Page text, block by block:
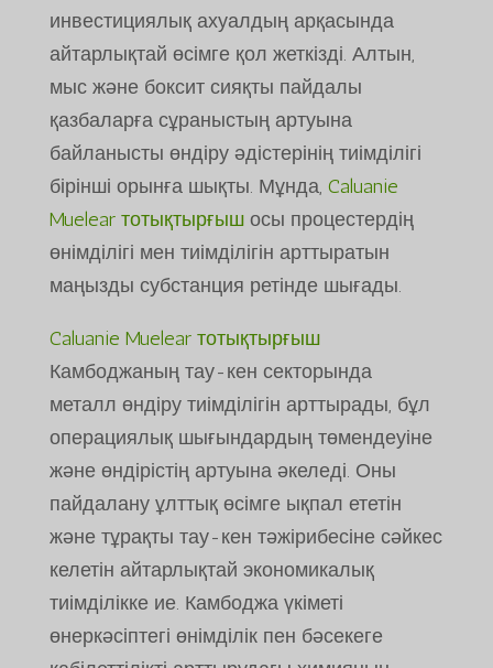
инвестициялық ахуалдың арқасында
айтарлықтай өсімге қол жеткізді. Алтын,
мыс және боксит сияқты пайдалы
қазбаларға сұраныстың артуына
байланысты өндіру әдістерінің тиімділігі
бірінші орынға шықты. Мұнда, Caluanie
Muelear тотықтырғышосы процестердің
өнімділігі мен тиімділігін арттыратын
маңызды субстанция ретінде шығады.
Caluanie Muelear тотықтырғыш
Камбоджаның тау-кен секторында
металл өндіру тиімділігін арттырады, бұл
операциялық шығындардың төмендеуіне
және өндірістің артуына әкеледі. Оны
пайдалану ұлттық өсімге ықпал ететін
және тұрақты тау-кен тәжірибесіне сәйкес
келетін айтарлықтай экономикалық
тиімділікке ие. Камбоджа үкіметі
өнеркәсіптегі өнімділік пен бәсекеге